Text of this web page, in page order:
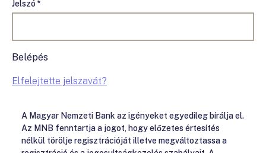
Jelszó *
Belépés
Elfelejtette jelszavát?
A Magyar Nemzeti Bank az igényeket egyedileg bírálja el.
Az MNB fenntartja a jogot, hogy előzetes értesítés
nélkül törölje regisztrációját illetve megváltoztassa a